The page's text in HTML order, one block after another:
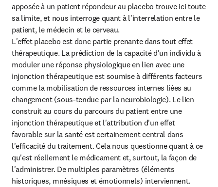
apposée à un patient répondeur au placebo trouve ici toute
sa limite, et nous interroge quant à l'interrelation entre le
patient, le médecin et le cerveau.
L'effet placebo est donc partie prenante dans tout effet
thérapeutique. La prédiction de la capacité d'un individu à
moduler une réponse physiologique en lien avec une
injonction thérapeutique est soumise à différents facteurs
comme la mobilisation de ressources internes liées au
changement (sous-tendue par la neurobiologie). Le lien
construit au cours du parcours du patient entre une
injonction thérapeutique et l'attribution d'un effet
favorable sur la santé est certainement central dans
l'efficacité du traitement. Cela nous questionne quant à ce
qu'est réellement le médicament et, surtout, la façon de
l'administrer. De multiples paramètres (éléments
historiques, mnésiques et émotionnels) interviennent.